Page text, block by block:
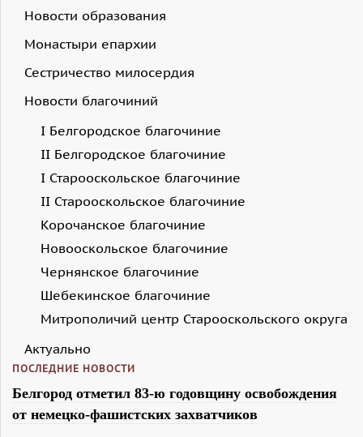
Новости образования
Монастыри епархии
Сестричество милосердия
Новости благочиний
I Белгородское благочиние
II Белгородское благочиние
I Старооскольское благочиние
II Старооскольское благочиние
Корочанское благочиние
Новооскольское благочиние
Чернянское благочиние
Шебекинское благочиние
Митрополичий центр Старооскольского округа
Актуально
ПОСЛЕДНИЕ НОВОСТИ
Белгород отметил 83-ю годовщину освобождения
от немецко-фашистских захватчиков